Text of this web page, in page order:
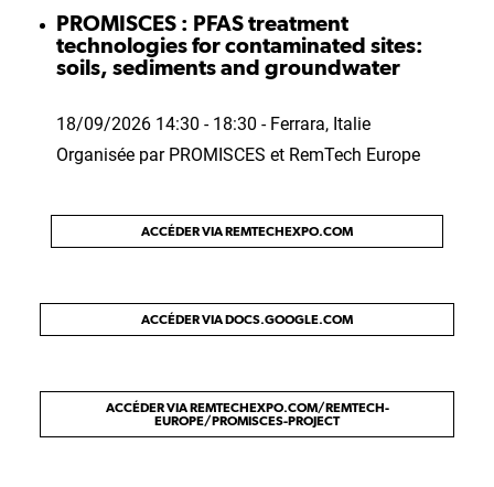
PROMISCES : PFAS treatment
technologies for contaminated sites:
soils, sediments and groundwater
18/09/2026 14:30 - 18:30 - Ferrara, Italie
Organisée par PROMISCES et RemTech Europe
ACCÉDER VIA REMTECHEXPO.COM
ACCÉDER VIA DOCS.GOOGLE.COM
ACCÉDER VIA REMTECHEXPO.COM/REMTECH-
EUROPE/PROMISCES-PROJECT